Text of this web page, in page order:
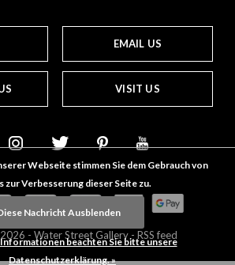
EMAIL US
VISIT US
2026 - Water Street Gallery - RSS feed
Webseite stimmen Sie dem Gebrauch von
zur Verbesserung dieser Seite zu.
Nachricht Ausblenden
beachten Sie bitte unsere
Datenschutzerklärung. »